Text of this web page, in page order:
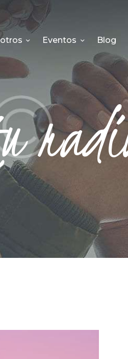
Eventos Blog